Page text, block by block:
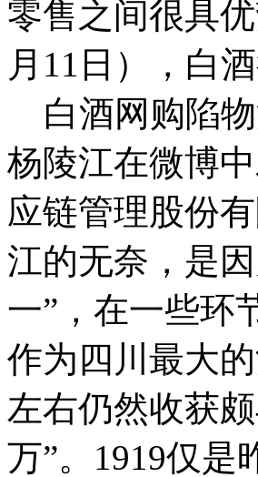
零售之间很具
月11日），白
白酒网购陷物
杨陵江在微博
应链管理股份
江的无奈，是
一”，在一些环
作为四川最大
左右仍然收获
万”。1919仅是